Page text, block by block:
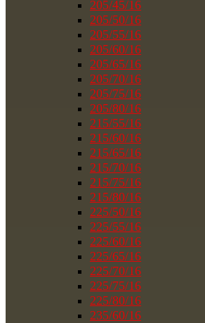
205/45/16
205/50/16
205/55/16
205/60/16
205/65/16
205/70/16
205/75/16
205/80/16
215/55/16
215/60/16
215/65/16
215/70/16
215/75/16
215/80/16
225/50/16
225/55/16
225/60/16
225/65/16
225/70/16
225/75/16
225/80/16
235/60/16